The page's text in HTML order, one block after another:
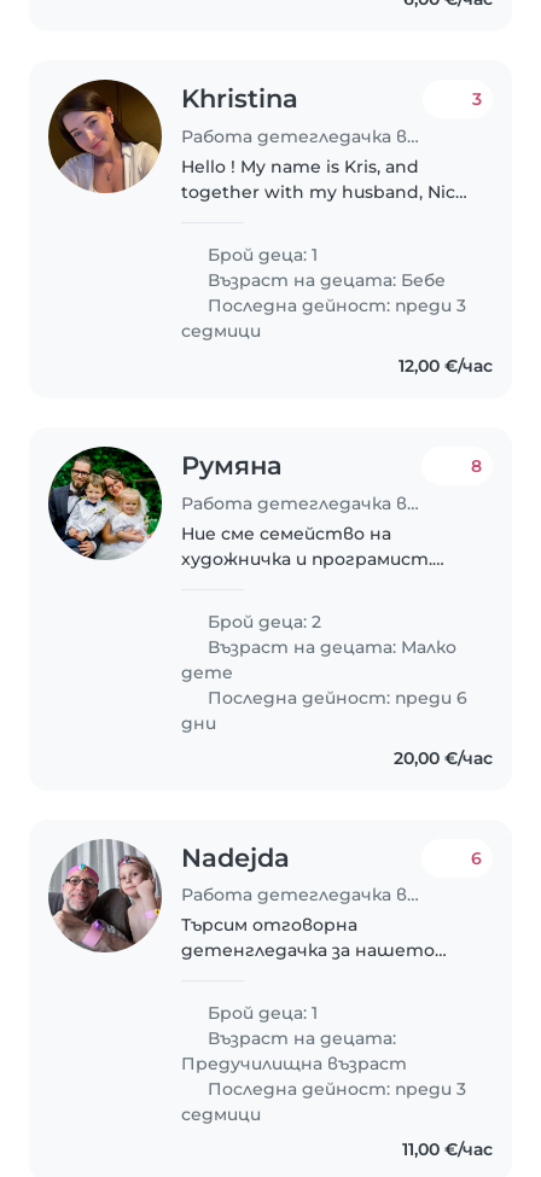
Khristina
Работа детегледачка в София
3
Hello ! My name is Kris, and
together with my husband, Nick,
experienced live-in nanny to join
our family in Sofia, Bulgaria, to
care for our 8-month-old
daughter...
Брой деца: 1
Възраст на децата: Бебе
Последна дейност: преди 3
седмици
12,00 €/час
Румяна
Работа детегледачка в София
8
Ние сме семейство на
художничка и програмист.
време заедно. Имаме нужда
от човек, който да помага,
докато аз, майката, работя.
Децата..
Брой деца: 2
Възраст на децата: Малко
дете
Последна дейност: преди 6
дни
20,00 €/час
Nadejda
Работа детегледачка в София
6
Търсим отговорна
детенгледачка за нашето
предучилищна възраст.
Брой деца: 1
Възраст на децата:
Предучилищна възраст
Последна дейност: преди 3
седмици
11,00 €/час